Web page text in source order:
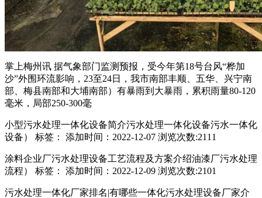
掌上梅州讯 据气象部门监测预报，受今年第18号台风“桦加
沙”外围环流影响，23至24日，我市南部丰顺、五华、兴宁南
部、梅县南部和大埔南部）有暴雨到大暴雨，累积雨量80-120
毫米，局部250-300毫
小型污水处理一体化设备简介污水处理一体化设备污水一体化
设备） 标签： 添加时间：2022-12-07 浏览次数:2111
涂料企业厂污水处理设备工艺流程及方案介绍油漆厂污水处理
流程） 标签： 添加时间：2022-12-09 浏览次数:2101
污水处理一体化厂家排名|有哪些一体化污水处理设备厂家介